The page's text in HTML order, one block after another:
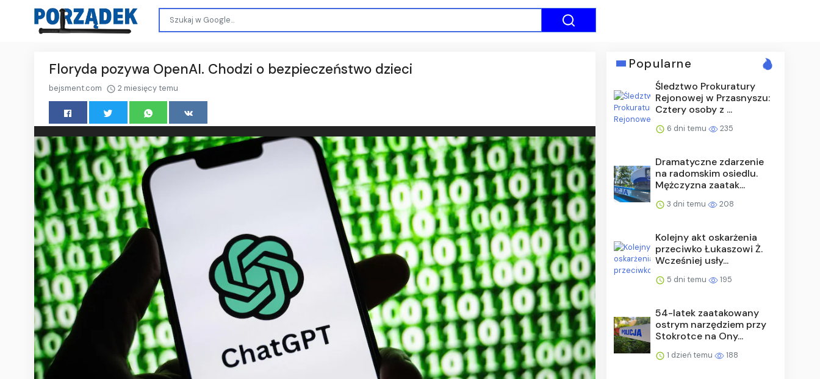
Floryda pozywa OpenAI. Chodzi o bezpieczeństwo dzieci
bejsment.com 2 miesięcy temu
Popularne
Śledztwo Prokuratury
Rejonowej w Przasnyszu:
Cztery osoby z ...
6 dni temu 235
Dramatyczne zdarzenie
na radomskim osiedlu.
Mężczyzna zaatak...
3 dni temu 208
Kolejny akt oskarżenia
przeciwko Łukaszowi Ż.
Wcześniej usły...
5 dni temu 195
54-latek zaatakowany
ostrym narzędziem przy
Stokrotce na Ony...
1 dzień temu 188